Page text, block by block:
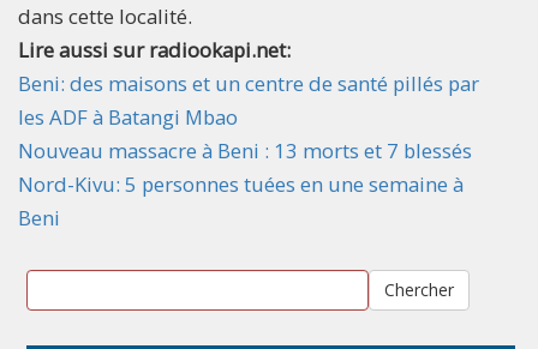
dans cette localité.
Lire aussi sur radiookapi.net:
Beni: des maisons et un centre de santé pillés par
les ADF à Batangi Mbao
Nouveau massacre à Beni : 13 morts et 7 blessés
Nord-Kivu: 5 personnes tuées en une semaine à
Beni
Chercher